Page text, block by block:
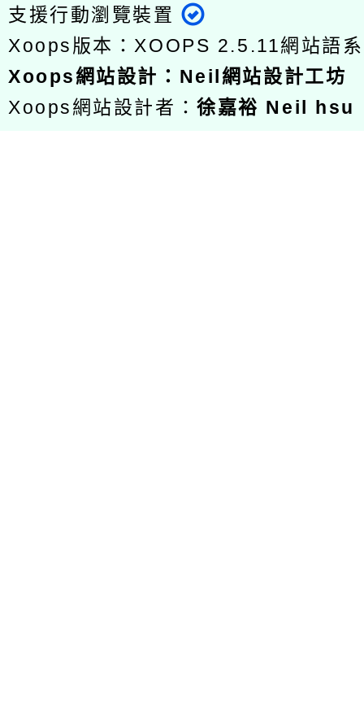
支援行動瀏覽裝置
Xoops版本： XOOPS 2.5.11網站語
Xoops網站設計 ： Neil網站設計工坊
Xoops網站設計者：徐嘉裕 Neil hsu